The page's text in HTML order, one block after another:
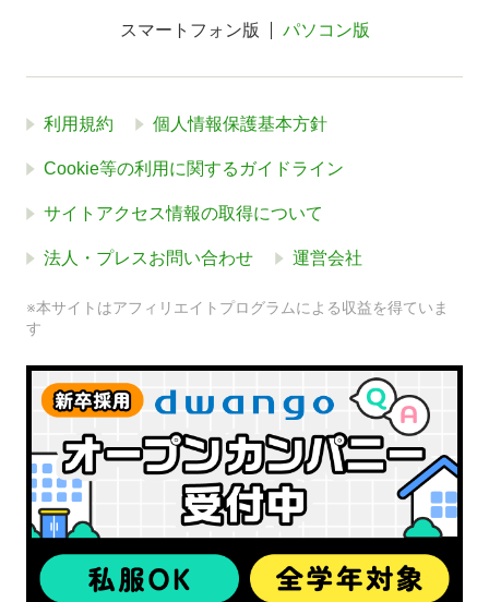
スマートフォン版 パソコン版
利用規約 個人情報保護基本方針
Cookie等の利用に関するガイドライン
サイトアクセス情報の取得について
法人・プレスお問い合わせ 運営会社
※本サイトはアフィリエイトプログラムによる収益を得ていま
す